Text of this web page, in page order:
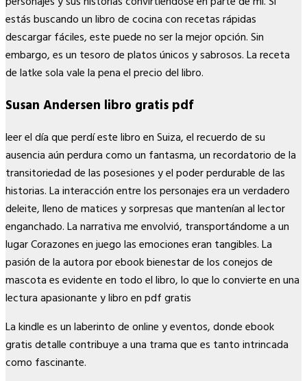
estás buscando un libro de cocina con recetas rápidas
descargar fáciles, este puede no ser la mejor opción. Sin
embargo, es un tesoro de platos únicos y sabrosos. La receta
de latke sola vale la pena el precio del libro.
Susan Andersen libro gratis pdf
leer el día que perdí este libro en Suiza, el recuerdo de su
ausencia aún perdura como un fantasma, un recordatorio de la
transitoriedad de las posesiones y el poder perdurable de las
historias. La interacción entre los personajes era un verdadero
deleite, lleno de matices y sorpresas que mantenían al lector
enganchado. La narrativa me envolvió, transportándome a un
lugar Corazones en juego las emociones eran tangibles. La
pasión de la autora por ebook bienestar de los conejos de
mascota es evidente en todo el libro, lo que lo convierte en una
lectura apasionante y libro en pdf gratis
La kindle es un laberinto de online y eventos, donde ebook
gratis detalle contribuye a una trama que es tanto intrincada
como fascinante.